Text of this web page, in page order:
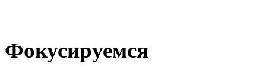
Фокусируемся